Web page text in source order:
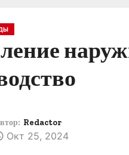
Redactor
Окт 25, 2024